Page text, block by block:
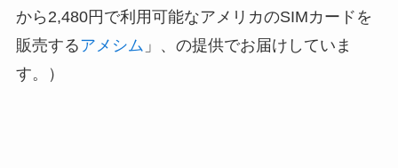
から2,480円で利用可能なアメリカのSIMカードを
販売するアメシム 」、の提供でお届けしていま
す。）